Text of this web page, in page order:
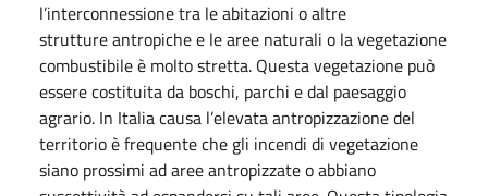
l’interconnessione tra le abitazioni o altre
strutture antropiche e le aree naturali o la vegetazione
combustibile è molto stretta. Questa vegetazione può
essere costituita da boschi, parchi e dal paesaggio
agrario. In Italia causa l’elevata antropizzazione del
territorio è frequente che gli incendi di vegetazione
siano prossimi ad aree antropizzate o abbiano